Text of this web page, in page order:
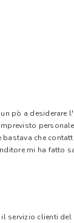
pò a
che
mi ha fatto
servizio clienti